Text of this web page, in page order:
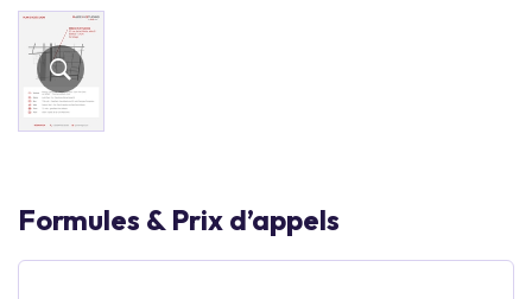
Formules & Prix d’appels